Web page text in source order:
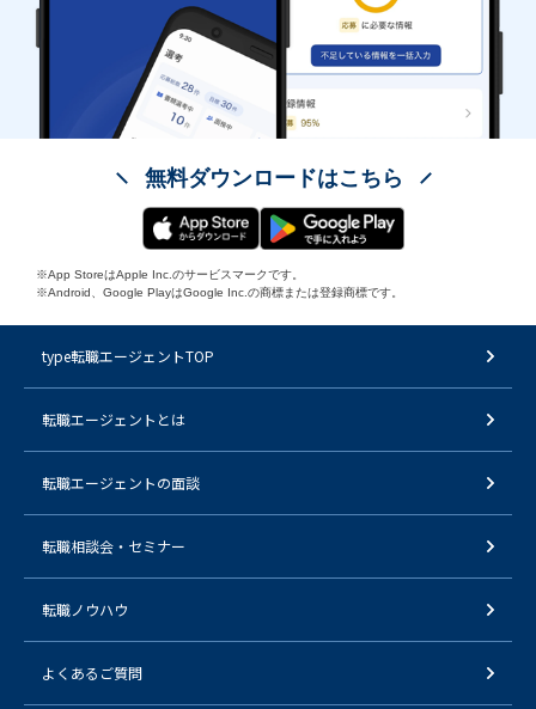
無料ダウンロードはこちら
※App StoreはApple Inc.のサービスマークです。
※Android、Google PlayはGoogle Inc.の商標または登録商標です。
type転職エージェントTOP
転職エージェントとは
転職エージェントの面談
転職相談会・セミナー
転職ノウハウ
よくあるご質問